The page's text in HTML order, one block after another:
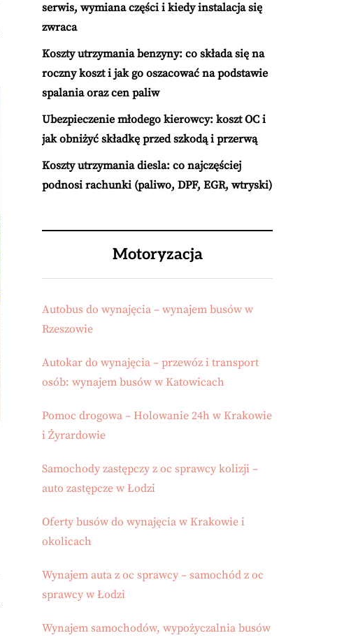
serwis, wymiana części i kiedy instalacja się
zwraca
Koszty utrzymania benzyny: co składa się na
roczny koszt i jak go oszacować na podstawie
spalania oraz cen paliw
Ubezpieczenie młodego kierowcy: koszt OC i
jak obniżyć składkę przed szkodą i przerwą
Koszty utrzymania diesla: co najczęściej
podnosi rachunki (paliwo, DPF, EGR, wtryski)
Motoryzacja
Autobus do wynajęcia – wynajem busów w
Rzeszowie
Autokar do wynajęcia – przewóz i transport
osób: wynajem busów w Katowicach
Pomoc drogowa – Holowanie 24h w Krakowie
i Żyrardowie
Samochody zastępczy z oc sprawcy kolizji –
auto zastępcze w Łodzi
Oferty busów do wynajęcia w Krakowie i
okolicach
Wynajem auta z oc sprawcy – samochód z oc
sprawcy w Łodzi
Wynajem samochodów, wypożyczalnia busów